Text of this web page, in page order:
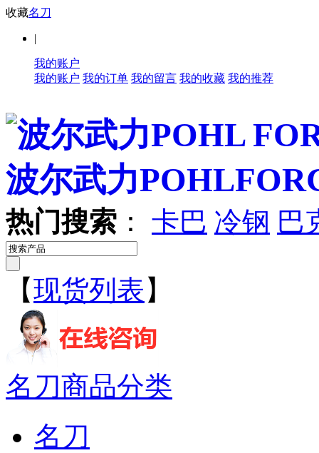
收藏名刀
|
我的账户
我的账户 我的订单 我的留言 我的收藏 我的推荐
热门搜索 ： 卡巴 冷钢 巴
【现货列表 】
名刀商品分类
名刀